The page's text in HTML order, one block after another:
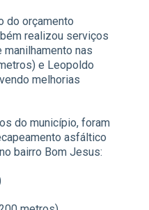
do orçamento
realizou serviços
nas
e Leopoldo
melhorias
do município, foram
asfáltico
bairro Bom Jesus: